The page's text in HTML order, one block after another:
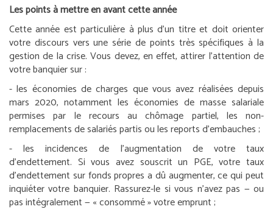
Les points à mettre en avant cette année
Cette année est particulière à plus d’un titre et doit orienter
votre discours vers une série de points très spécifiques à la
gestion de la crise. Vous devez, en effet, attirer l’attention de
votre banquier sur :
- les économies de charges que vous avez réalisées depuis
mars 2020, notamment les économies de masse salariale
permises par le recours au chômage partiel, les non-
remplacements de salariés partis ou les reports d’embauches ;
- les incidences de l’augmentation de votre taux
d’endettement. Si vous avez souscrit un PGE, votre taux
d’endettement sur fonds propres a dû augmenter, ce qui peut
inquiéter votre banquier. Rassurez-le si vous n’avez pas — ou
pas intégralement — « consommé » votre emprunt ;